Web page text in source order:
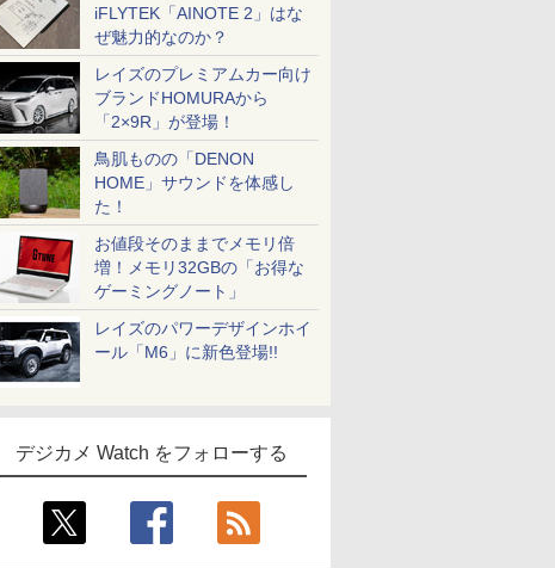
iFLYTEK「AINOTE 2」はな
ぜ魅力的なのか？
レイズのプレミアムカー向け
ブランドHOMURAから
「2×9R」が登場！
鳥肌ものの「DENON
HOME」サウンドを体感し
た！
お値段そのままでメモリ倍
増！メモリ32GBの「お得な
ゲーミングノート」
レイズのパワーデザインホイ
ール「M6」に新色登場!!
デジカメ Watch をフォローする